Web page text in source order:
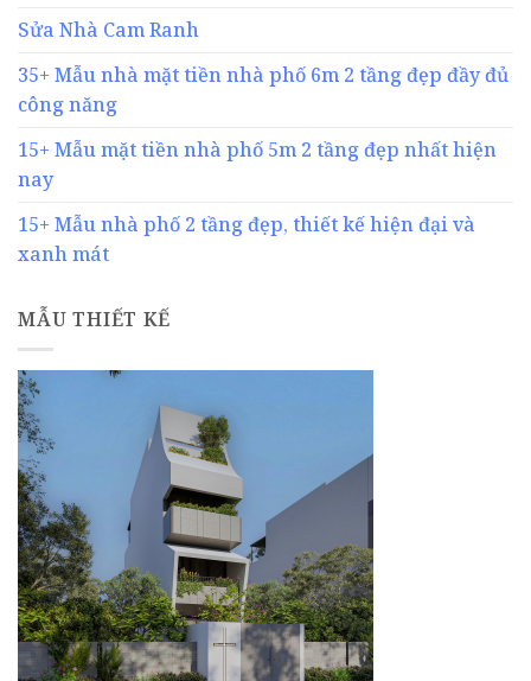
Sửa Nhà Cam Ranh
35+ Mẫu nhà mặt tiền nhà phố 6m 2 tầng đẹp đầy đủ
công năng
15+ Mẫu mặt tiền nhà phố 5m 2 tầng đẹp nhất hiện
nay
15+ Mẫu nhà phố 2 tầng đẹp, thiết kế hiện đại và
xanh mát
MẪU THIẾT KẾ